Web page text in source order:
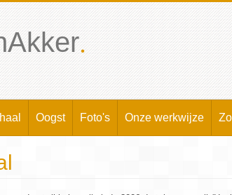
.
Oogst Foto's Onze werkwijze